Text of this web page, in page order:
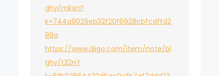
ghy/mkxn?
k=744a9029eb32f20f6928cbfcdffd2
89a
https://www.diigo.com/item/note/bl
ghy/t32n?